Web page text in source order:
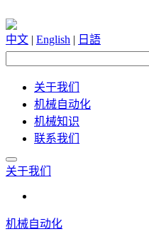
中文 | English | 日語
关于我们
机械自动化
机械知识
联系我们
关于我们
机械自动化